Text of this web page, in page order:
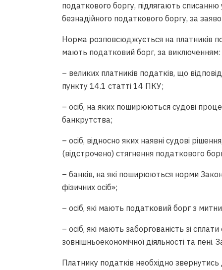
податкового боргу, підлягають
безнадійного податкового боргу, за
Норма розповсюджується на платників
мають податковий борг, за виключенням:
– великих платників податків, що
пункту 14.1 статті 14 ПКУ;
– осіб, на яких поширюються судові
банкрутства;
– осіб, відносно яких наявні судові
(відстрочено) стягнення податкового
– банків, на які поширюються норми
фізичних осіб»;
– осіб, які мають податковий борг з
– осіб, які мають заборгованість зі
зовнішньоекономічної діяльності та
Платнику податків необхідно